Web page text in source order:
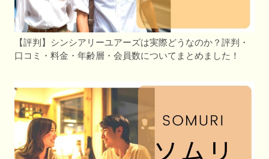
【評判】シンシアリーユアーズは実際どうなのか？評判・
口コミ・料金・年齢層・会員数についてまとめました！